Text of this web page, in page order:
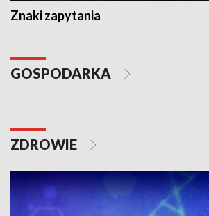
Znaki zapytania
GOSPODARKA
ZDROWIE